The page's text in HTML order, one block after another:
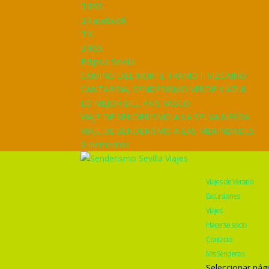
RSS
Facebook
X
RSS
Eclipsia Sevilla
CAMINO DEL NORTE TRAMO II VIZCAINO
CANTABRIA, SENDERISMO VERDE Y AZUL
LO MEJOR DEL PAÍS VASCO
VIAJE DE SENDERISMO A LA SELVA NEGRA
VIAJE DE SENDERISMO A LAS MERINDADES
0 elementos
Viajes de Verano
Excursiones
Viajes
Hacerse socio
Contacto
Mis Senderos